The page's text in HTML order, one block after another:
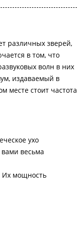
различных зверей,
в том, что
волн в них
издаваемый в
месте стоит частота
ухо
весьма
Их мощность